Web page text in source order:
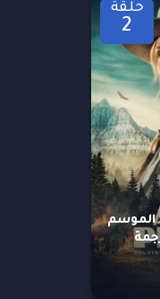
حلقة
2
مسلسل Anna Pigeon الموسم